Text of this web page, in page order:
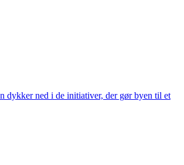
dykker ned i de initiativer, der gør byen til et